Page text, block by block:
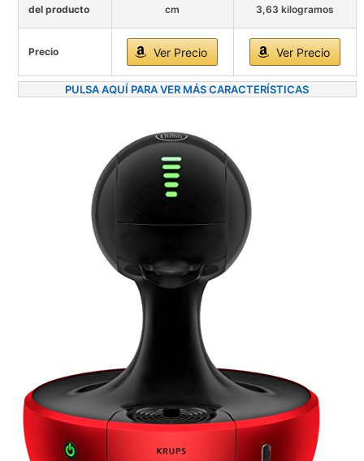
del producto
cm
3,63 kilogramos
Precio Ver Precio Ver Precio
PULSA AQUÍ PARA VER MÁS CARACTERÍSTICAS